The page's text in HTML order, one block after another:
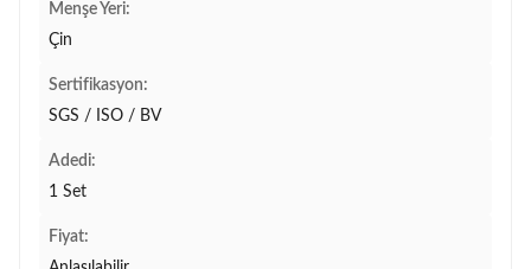
Menşe Yeri:
Çin
Sertifikasyon:
SGS / ISO / BV
Adedi:
1 Set
Fiyat: